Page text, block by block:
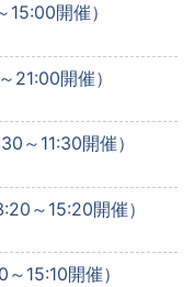
開催）
開催）
～11:30開催）
～15:20開催）
15:10開催）